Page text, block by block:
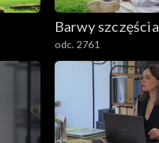
Barwy szczęścia
odc. 2761